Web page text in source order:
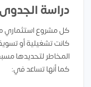
دراسة
كل مشروع استثماري
كانت تشغيلية أو
المخاطر لتحديدها
كما أنها تساعد في: